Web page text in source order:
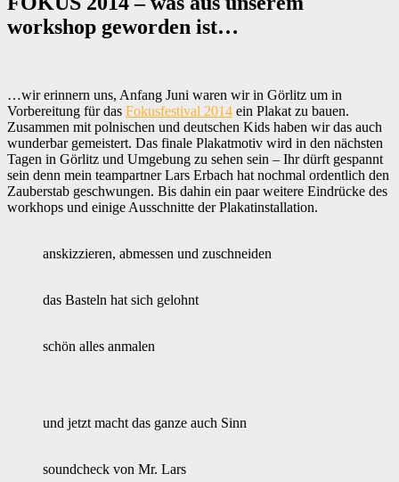
workshop geworden ist…
…wir erinnern uns, Anfang Juni waren wir in Görlitz um in
Vorbereitung für das Fokusfestival 2014 ein Plakat zu bauen.
Zusammen mit polnischen und deutschen Kids haben wir das auch
wunderbar gemeistert. Das finale Plakatmotiv wird in den nächsten
Tagen in Görlitz und Umgebung zu sehen sein – Ihr dürft gespannt
sein denn mein teampartner Lars Erbach hat nochmal ordentlich den
Zauberstab geschwungen. Bis dahin ein paar weitere Eindrücke des
workhops und einige Ausschnitte der Plakatinstallation.
anskizzieren, abmessen und zuschneiden
das Basteln hat sich gelohnt
schön alles anmalen
und jetzt macht das ganze auch Sinn
soundcheck von Mr. Lars